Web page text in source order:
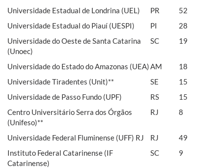
Universidade Estadual de Londrina (UEL)
PR
52
Universidade Estadual do Piauí (UESPI)
PI
28
Universidade do Oeste de Santa Catarina
(Unoec)
SC 19
Universidade do Estado do Amazonas (UEA)AM
18
Universidade Tiradentes (Unit)**
SE
15
Universidade de Passo Fundo (UPF)
RS
15
Centro Universitário Serra dos Órgãos
(Unifeso)**
RJ 8
Universidade Federal Fluminense (UFF) RJ RJ
49
Instituto Federal Catarinense (IF
Catarinense)
SC 9